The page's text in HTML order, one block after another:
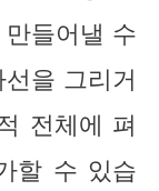
만들어낼 수
을 그리거
전체에 펴
할 수 있습